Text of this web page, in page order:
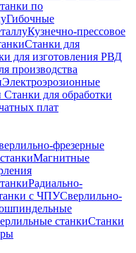
по
Гибочные
Кузнечно-прессовое
Станки для
для изготовления РВД
производства
Электроэрозионные
Станки для обработки
плат
фрезерные
Магнитные
Радиально-
с ЧПУСверлильно-
станкиСтанки